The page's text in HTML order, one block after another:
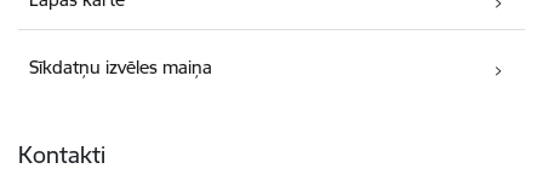
Sīkdatņu izvēles maiņa
Kontakti